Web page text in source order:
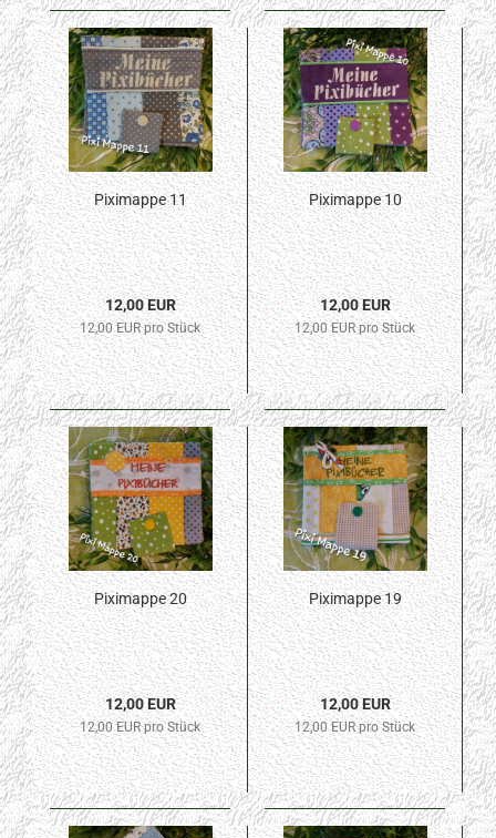
Piximappe 11
12,00 EUR
12,00 EUR pro Stück
Piximappe 10
12,00 EUR
12,00 EUR pro Stück
Piximappe 20
12,00 EUR
12,00 EUR pro Stück
Piximappe 19
12,00 EUR
12,00 EUR pro Stück